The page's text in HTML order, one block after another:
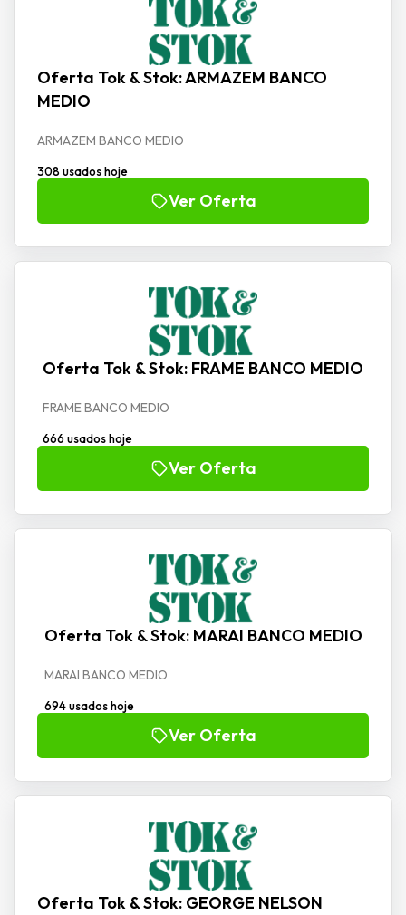
Oferta Tok & Stok: ARMAZEM BANCO
MEDIO
ARMAZEM BANCO MEDIO
308 usados hoje
Ver Oferta
Oferta Tok & Stok: FRAME BANCO MEDIO
FRAME BANCO MEDIO
666 usados hoje
Ver Oferta
Oferta Tok & Stok: MARAI BANCO MEDIO
MARAI BANCO MEDIO
694 usados hoje
Ver Oferta
Oferta Tok & Stok: GEORGE NELSON